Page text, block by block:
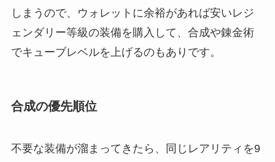
しまうので、ウォレットに余裕があれば安いレジ
ェンダリー等級の装備を購入して、合成や錬金術
でキューブレベルを上げるのもありです。
合成の優先順位
不要な装備が溜まってきたら、同じレアリティを9